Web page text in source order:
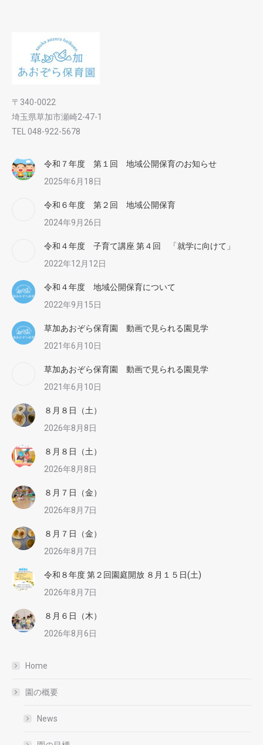
〒340-0022
埼玉県草加市瀬崎2-47-1
TEL 048-922-5678
令和７年度 第１回 地域公開保育のお知らせ
2025年6月18日
令和６年度 第２回 地域公開保育
2024年9月26日
令和４年度 子育て講座 第４回 「就学に向けて」
2022年12月12日
令和４年度 地域公開保育について
2022年9月15日
草加あおぞら保育園 動画で見られる園見学
2021年6月10日
草加あおぞら保育園 動画で見られる園見学
2021年6月10日
８月８日（土）
2026年8月8日
８月８日（土）
2026年8月8日
８月７日（金）
2026年8月7日
８月７日（金）
2026年8月7日
令和８年度 第２回園庭開放 ８月１５日(土)
2026年8月7日
８月６日（木）
2026年8月6日
Home
園の概要
News